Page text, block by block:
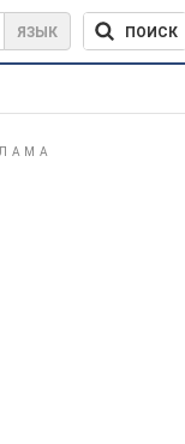
ЯЗЫК ПОИСК